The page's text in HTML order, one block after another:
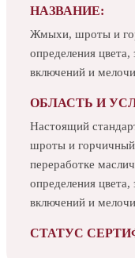
НАЗВАНИЕ:
Жмыхи, шроты и
определения цвета,
включений и мелочи
ОБЛАСТЬ И
Настоящий
шроты и
переработке
определения цвета,
включений и мелочи
СТАТУС